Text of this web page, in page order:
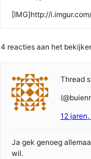
[IMG]http://
4 reacties aan het
Thread
12
Ja gek genoeg
wil.